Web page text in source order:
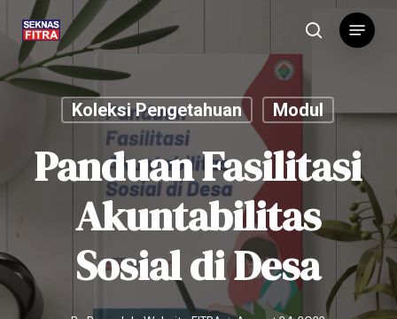
main
content
search
Menu
Koleksi Pengetahuan Modul
Panduan Fasilitasi
Akuntabilitas
Sosial di Desa